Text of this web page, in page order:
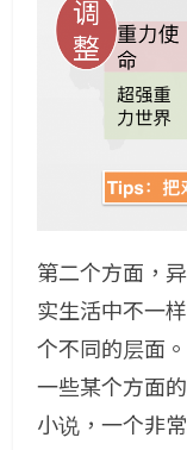
第二个方面，
实生活中不一
个不同的层面
一些某个方面
小说，一个非